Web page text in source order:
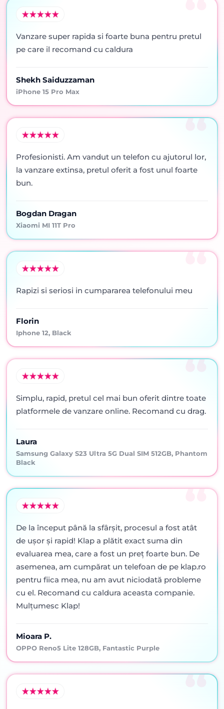
Vanzare super rapida si foarte buna pentru pretul
pe care il recomand cu caldura
Shekh Saiduzzaman
iPhone 15 Pro Max
Profesionisti. Am vandut un telefon cu ajutorul lor,
la vanzare extinsa, pretul oferit a fost unul foarte
bun.
Bogdan Dragan
Xiaomi MI 11T Pro
Rapizi si seriosi in cumpararea telefonului meu
Florin
Iphone 12, Black
Simplu, rapid, pretul cel mai bun oferit dintre toate
platformele de vanzare online. Recomand cu drag.
Laura
Samsung Galaxy S23 Ultra 5G Dual SIM 512GB, Phantom
Black
De la început până la sfârșit, procesul a fost atât
de ușor și rapid! Klap a plătit exact suma din
evaluarea mea, care a fost un preț foarte bun. De
asemenea, am cumpărat un telefoan de pe klap.ro
pentru fiica mea, nu am avut niciodată probleme
cu el. Recomand cu caldura aceasta companie.
Mulțumesc Klap!
Mioara P.
OPPO Reno5 Lite 128GB, Fantastic Purple